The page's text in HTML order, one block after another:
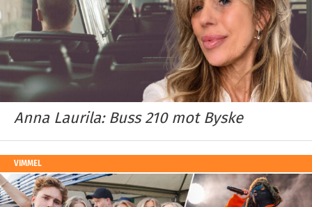
Anna Laurila: Buss 210 mot Byske
VIMMEL